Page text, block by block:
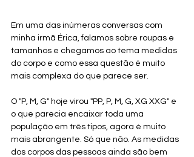
Em uma das inúmeras conversas com
minha irmã Érica, falamos sobre roupas e
tamanhos e chegamos ao tema medidas
do corpo e como essa questão é muito
mais complexa do que parece ser.
O "P, M, G" hoje virou "PP, P, M, G, XG XXG" e
o que parecia encaixar toda uma
população em três tipos, agora é muito
mais abrangente. Só que não. As medidas
dos corpos das pessoas ainda são bem